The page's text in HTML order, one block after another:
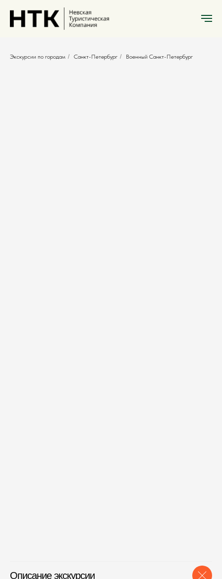
Экскурсии по городам / Санкт-Петербург / Военный Санкт-Петербург
Описание экскурсии